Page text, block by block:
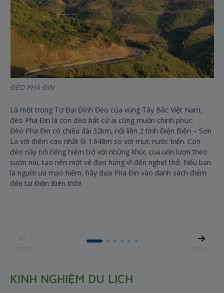
ĐÈO PHA ĐIN
Là một trong Tứ Đại Đỉnh Đèo của vùng Tây Bắc Việt Nam,
đèo Pha Đin là con đèo bất cứ ai cũng muốn chinh phục.
Đèo Pha Đin có chiều dài 32km, nối liền 2 tỉnh Điện Biên – Sơn
La với điểm cao nhất là 1.648m so với mực nước biển. Con
đèo này nổi tiếng hiểm trở với những khúc cua uốn lượn theo
sườn núi, tạo nên một vẻ đẹo hùng vĩ đến nghẹt thở. Nếu bạn
là người ưa mạo hiểm, hãy đưa Pha Đin vào danh sách điểm
đến tại Điện Biên thôi!
KINH NGHIỆM DU LỊCH